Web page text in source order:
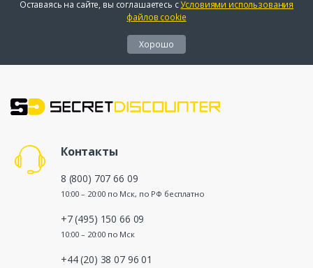
Оставаясь на сайте, вы соглашаетесь сУсловиями использования
файлов cookie
Хорошо
Контакты
8 (800) 707 66 09
10:00 – 20:00 по Мск, по РФ бесплатно
+7 (495) 150 66 09
10:00 – 20:00 по Мск
+44 (20) 38 07 96 01